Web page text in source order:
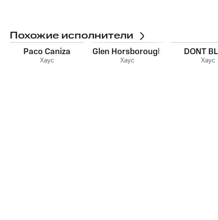
Похожие исполнители
Paco Caniza
Хаус
Glen Horsborough
Хаус
DONT
Хаус